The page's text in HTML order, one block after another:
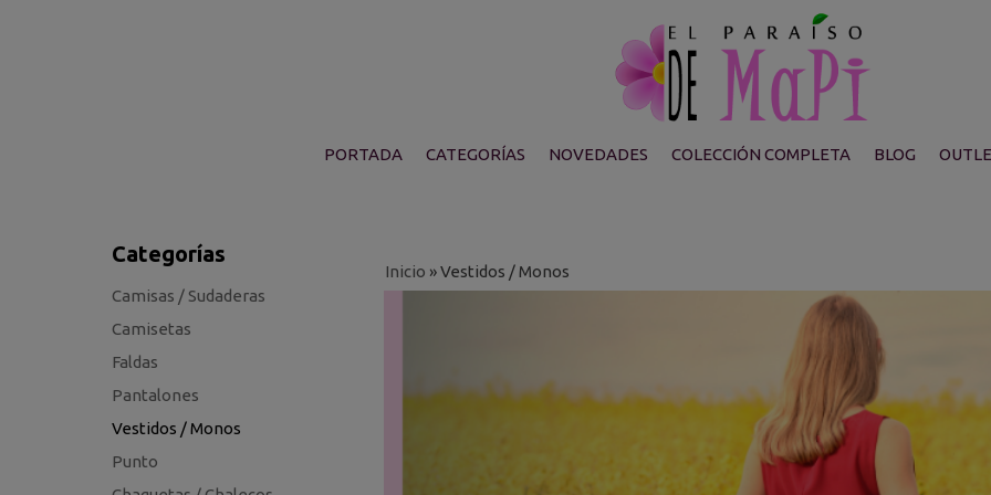
PORTADA CATEGORÍAS NOVEDADES COLECCIÓN COMPLETA BLOG
Categorías
Camisas / Sudaderas
Camisetas
Faldas
Pantalones
Vestidos / Monos
Punto
Inicio »Vestidos / Monos